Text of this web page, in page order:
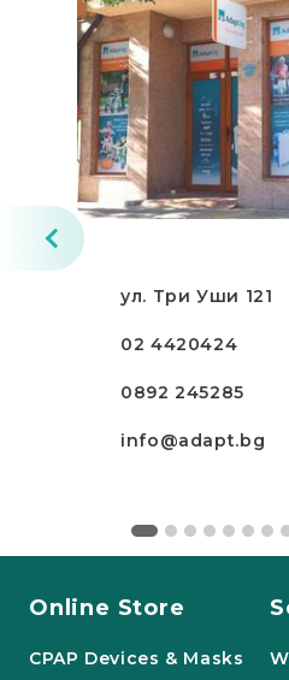
ул. Три Уши 121
02 4420424
0892 245285
info@adapt.bg
Online Store
CPAP Devices & Masks